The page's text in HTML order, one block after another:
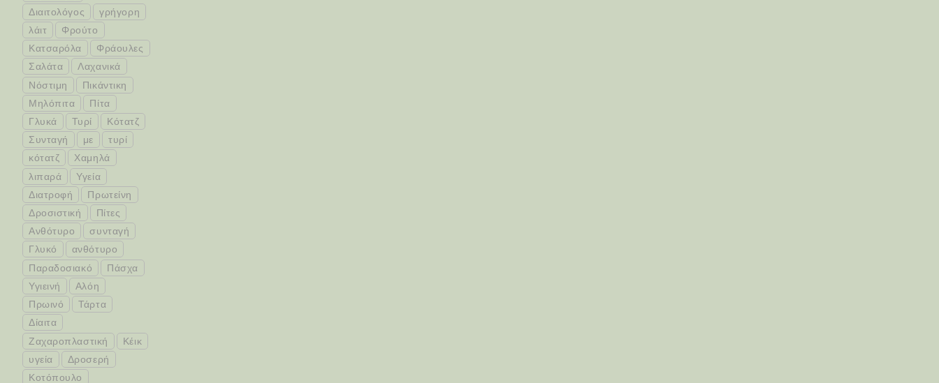
Διαιτολόγος
γρήγορη
λάιτ
Φρούτο
Κατσαρόλα
Φράουλες
Σαλάτα
Λαχανικά
Νόστιμη
Πικάντικη
Μηλόπιτα
Πίτα
Γλυκά
Τυρί
Κότατζ
Συνταγή
με
τυρί
κότατζ
Χαμηλά
λιπαρά
Υγεία
Διατροφή
Πρωτείνη
Δροσιστική
Πίτες
Ανθότυρο
συνταγή
Γλυκό
ανθότυρο
Παραδοσιακό
Πάσχα
Υγιεινή
Αλόη
Πρωινό
Τάρτα
Δίαιτα
Ζαχαροπλαστική
Κέικ
υγεία
Δροσερή
Κοτόπουλο